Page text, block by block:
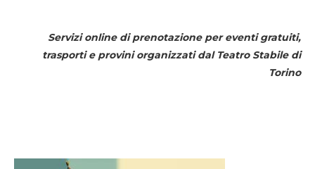
Servizi online di prenotazione per eventi gratuiti,
trasporti e provini organizzati dal Teatro Stabile di
Torino